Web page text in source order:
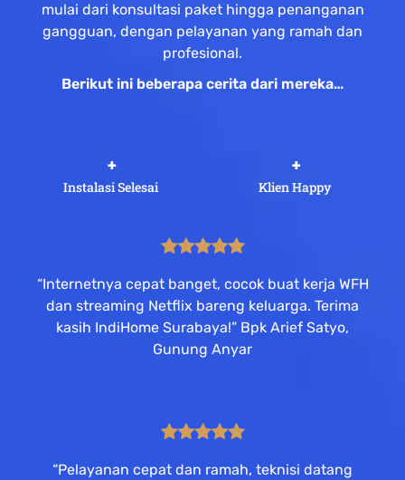
mulai dari konsultasi paket hingga penanganan
gangguan, dengan pelayanan yang ramah dan
profesional.
Berikut ini beberapa cerita dari mereka…
Instalasi Selesai
+
Klien Happy
+
“Internetnya cepat banget, cocok buat kerja WFH
dan streaming Netflix bareng keluarga. Terima
kasih IndiHome Surabaya!” Bpk Arief Satyo,
Gunung Anyar
“Pelayanan cepat dan ramah, teknisi datang